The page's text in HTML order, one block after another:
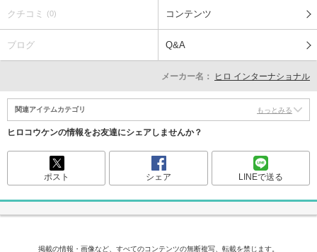
クチコミ (0) コンテンツ
ブログ Q&A
メーカー名： ヒロ インターナショナル
関連アイテムカテゴリ もっとみる
ヒロコウケンの情報をお友達にシェアしませんか？
ポスト シェア LINEで送る
掲載の情報・画像など、すべてのコンテンツの無断複写、転載を禁じます。